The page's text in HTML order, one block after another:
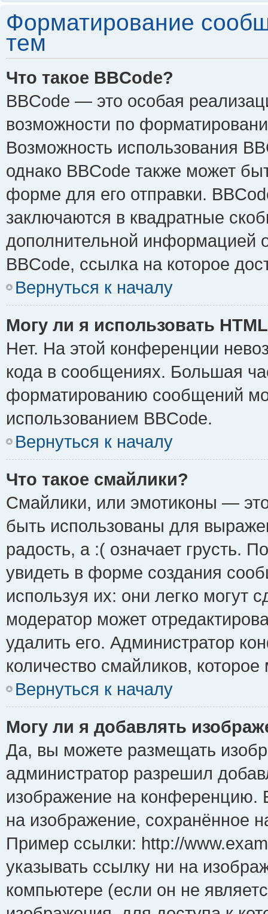
Форматирование
тем
Что такое BBCode?
BBCode — это особая
возможности по
Возможность использования
однако BBCode также может
форме для его отправки.
заключаются в квадратные
дополнительной информацией
BBCode, ссылка на которое
Вернуться к началу
Могу ли я использовать
Нет. На этой конференции
кода в сообщениях. Большая
форматированию сообщений
использованием BBCode.
Вернуться к началу
Что такое смайлики?
Смайлики, или эмотиконы —
быть использованы для
радость, а :( означает грусть.
увидеть в форме создания
используя их: они легко могут
модератор может
удалить его. Администратор
количество смайликов,
Вернуться к началу
Могу ли я добавлять
Да, вы можете размещать
администратор разрешил
изображение на конференцию.
на изображение, сохранённое
Пример ссылки: http://
указывать ссылку ни на
компьютере (если он не